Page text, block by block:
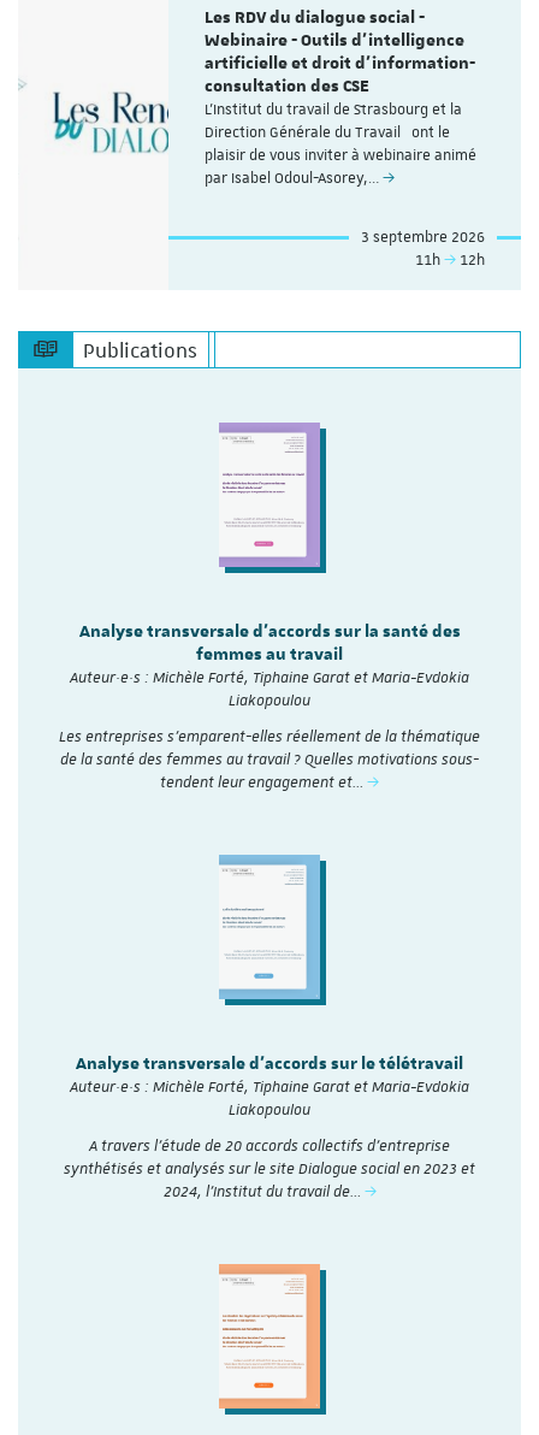
Les RDV du dialogue social -
Webinaire - Outils d’intelligence
artificielle et droit d’information-
consultation des CSE
L'Institut du travail de Strasbourg et la
Direction Générale du Travail ont le
plaisir de vous inviter à webinaire animé
par Isabel Odoul-Asorey,…
3 septembre 2026
11h
12h
Publications
Analyse transversale d'accords sur la santé des
femmes au travail
Auteur·e·s : Michèle Forté, Tiphaine Garat et Maria-Evdokia
Liakopoulou
Les entreprises s’emparent-elles réellement de la thématique
de la santé des femmes au travail ? Quelles motivations sous-
tendent leur engagement et…
Analyse transversale d'accords sur le télétravail
Auteur·e·s : Michèle Forté, Tiphaine Garat et Maria-Evdokia
Liakopoulou
A travers l’étude de 20 accords collectifs d’entreprise
synthétisés et analysés sur le site Dialogue social en 2023 et
2024, l'Institut du travail de…